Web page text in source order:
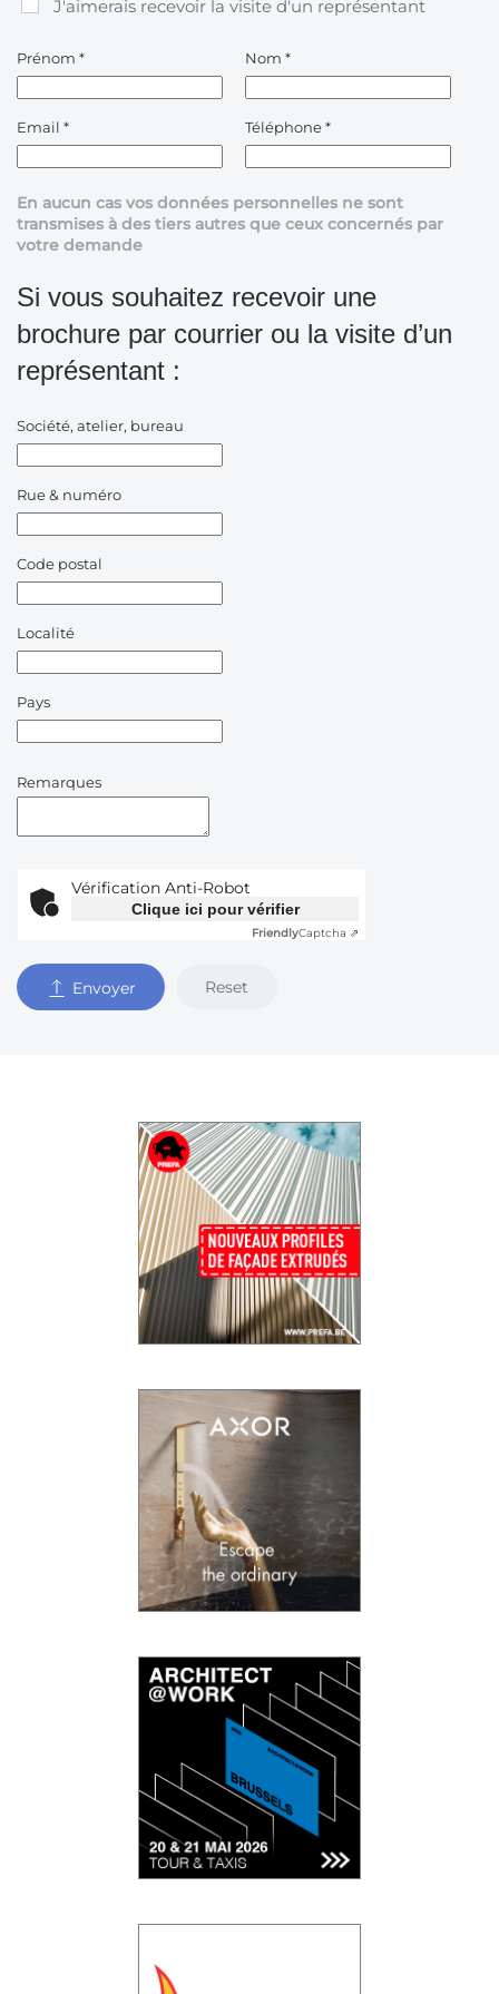
J'aimerais recevoir la visite d'un représentant
Prénom * Nom *
Email * Téléphone*
En aucun cas vos données personnelles ne sont
transmises à des tiers autres que ceux concernés par
votre demande
Si vous souhaitez recevoir une
brochure par courrier ou la visite d’un
représentant :
Société, atelier, bureau
Rue & numéro
Code postal
Localité
Pays
Remarques
Vérification Anti-Robot
Clique ici pour vérifier
FriendlyCaptcha ⇗
Envoyer Reset